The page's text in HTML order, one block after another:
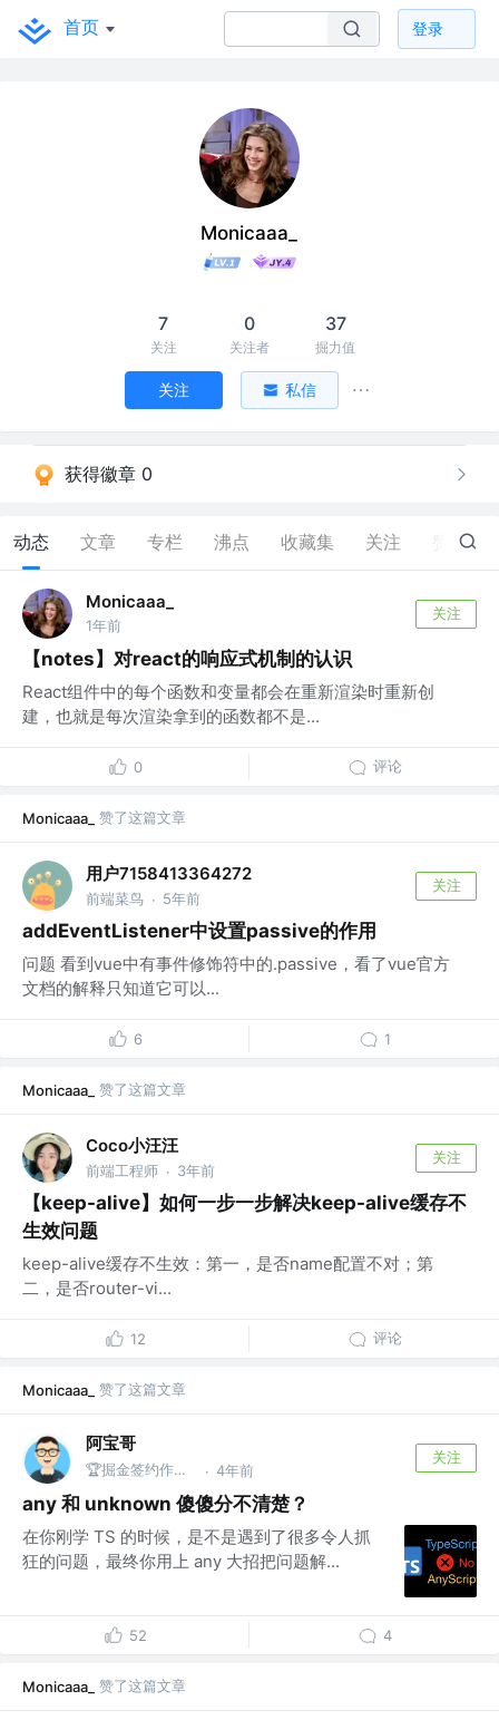
首页 登录
Monicaaa_
7
关注
0
关注者
37
掘力值
关注 私信
获得徽章 0
动态 文章 专栏 沸点 收藏集 关注 9
Monicaaa_
1年前
关注
【notes】对react的响应式机制的认识
React组件中的每个函数和变量都会在重新渲染时重新创
建，也就是每次渲染拿到的函数都不是...
0 评论
Monicaaa_ 赞了这篇文章
用户7158413364272
前端菜鸟 · 5年前
关注
addEventListener中设置passive的作用
问题 看到vue中有事件修饰符中的.passive，看了vue官方
文档的解释只知道它可以...
6 1
Monicaaa_ 赞了这篇文章
Coco小汪汪
前端工程师 · 3年前
关注
【keep-alive】如何一步一步解决keep-alive缓存不
生效问题
keep-alive缓存不生效：第一，是否name配置不对；第
二，是否router-vi...
12 评论
Monicaaa_ 赞了这篇文章
阿宝哥
🏆掘金签约作者 | 公众号@全栈修仙之路 · 4年前
关注
any 和 unknown 傻傻分不清楚？
在你刚学 TS 的时候，是不是遇到了很多令人抓
狂的问题，最终你用上 any 大招把问题解...
52 4
Monicaaa_ 赞了这篇文章